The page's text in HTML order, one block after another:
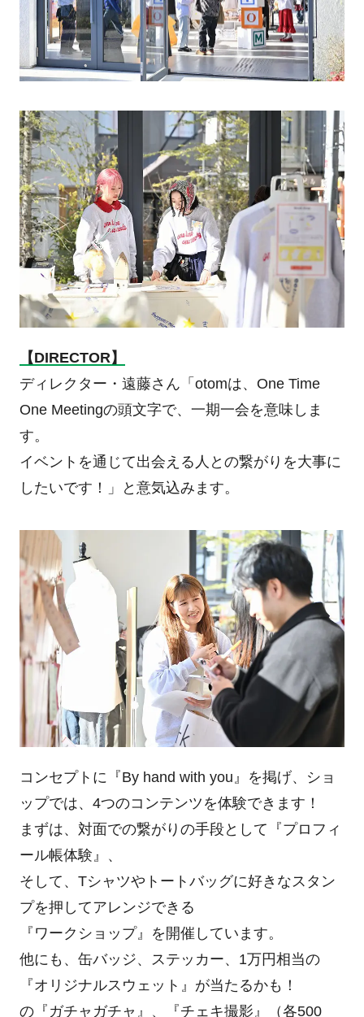
【DIRECTOR】
ディレクター・遠藤さん「otomは、One Time
One Meetingの頭文字で、一期一会を意味しま
す。
イベントを通じて出会える人との繋がりを大事に
したいです！」と意気込みます。
コンセプトに『By hand with you』を掲げ、ショ
ップでは、4つのコンテンツを体験できます！
まずは、対面での繋がりの手段として『プロフィ
ール帳体験』、
そして、Tシャツやトートバッグに好きなスタン
プを押してアレンジできる
『ワークショップ』を開催しています。
他にも、缶バッジ、ステッカー、1万円相当の
『オリジナルスウェット』が当たるかも！
の『ガチャガチャ』、『チェキ撮影』（各500